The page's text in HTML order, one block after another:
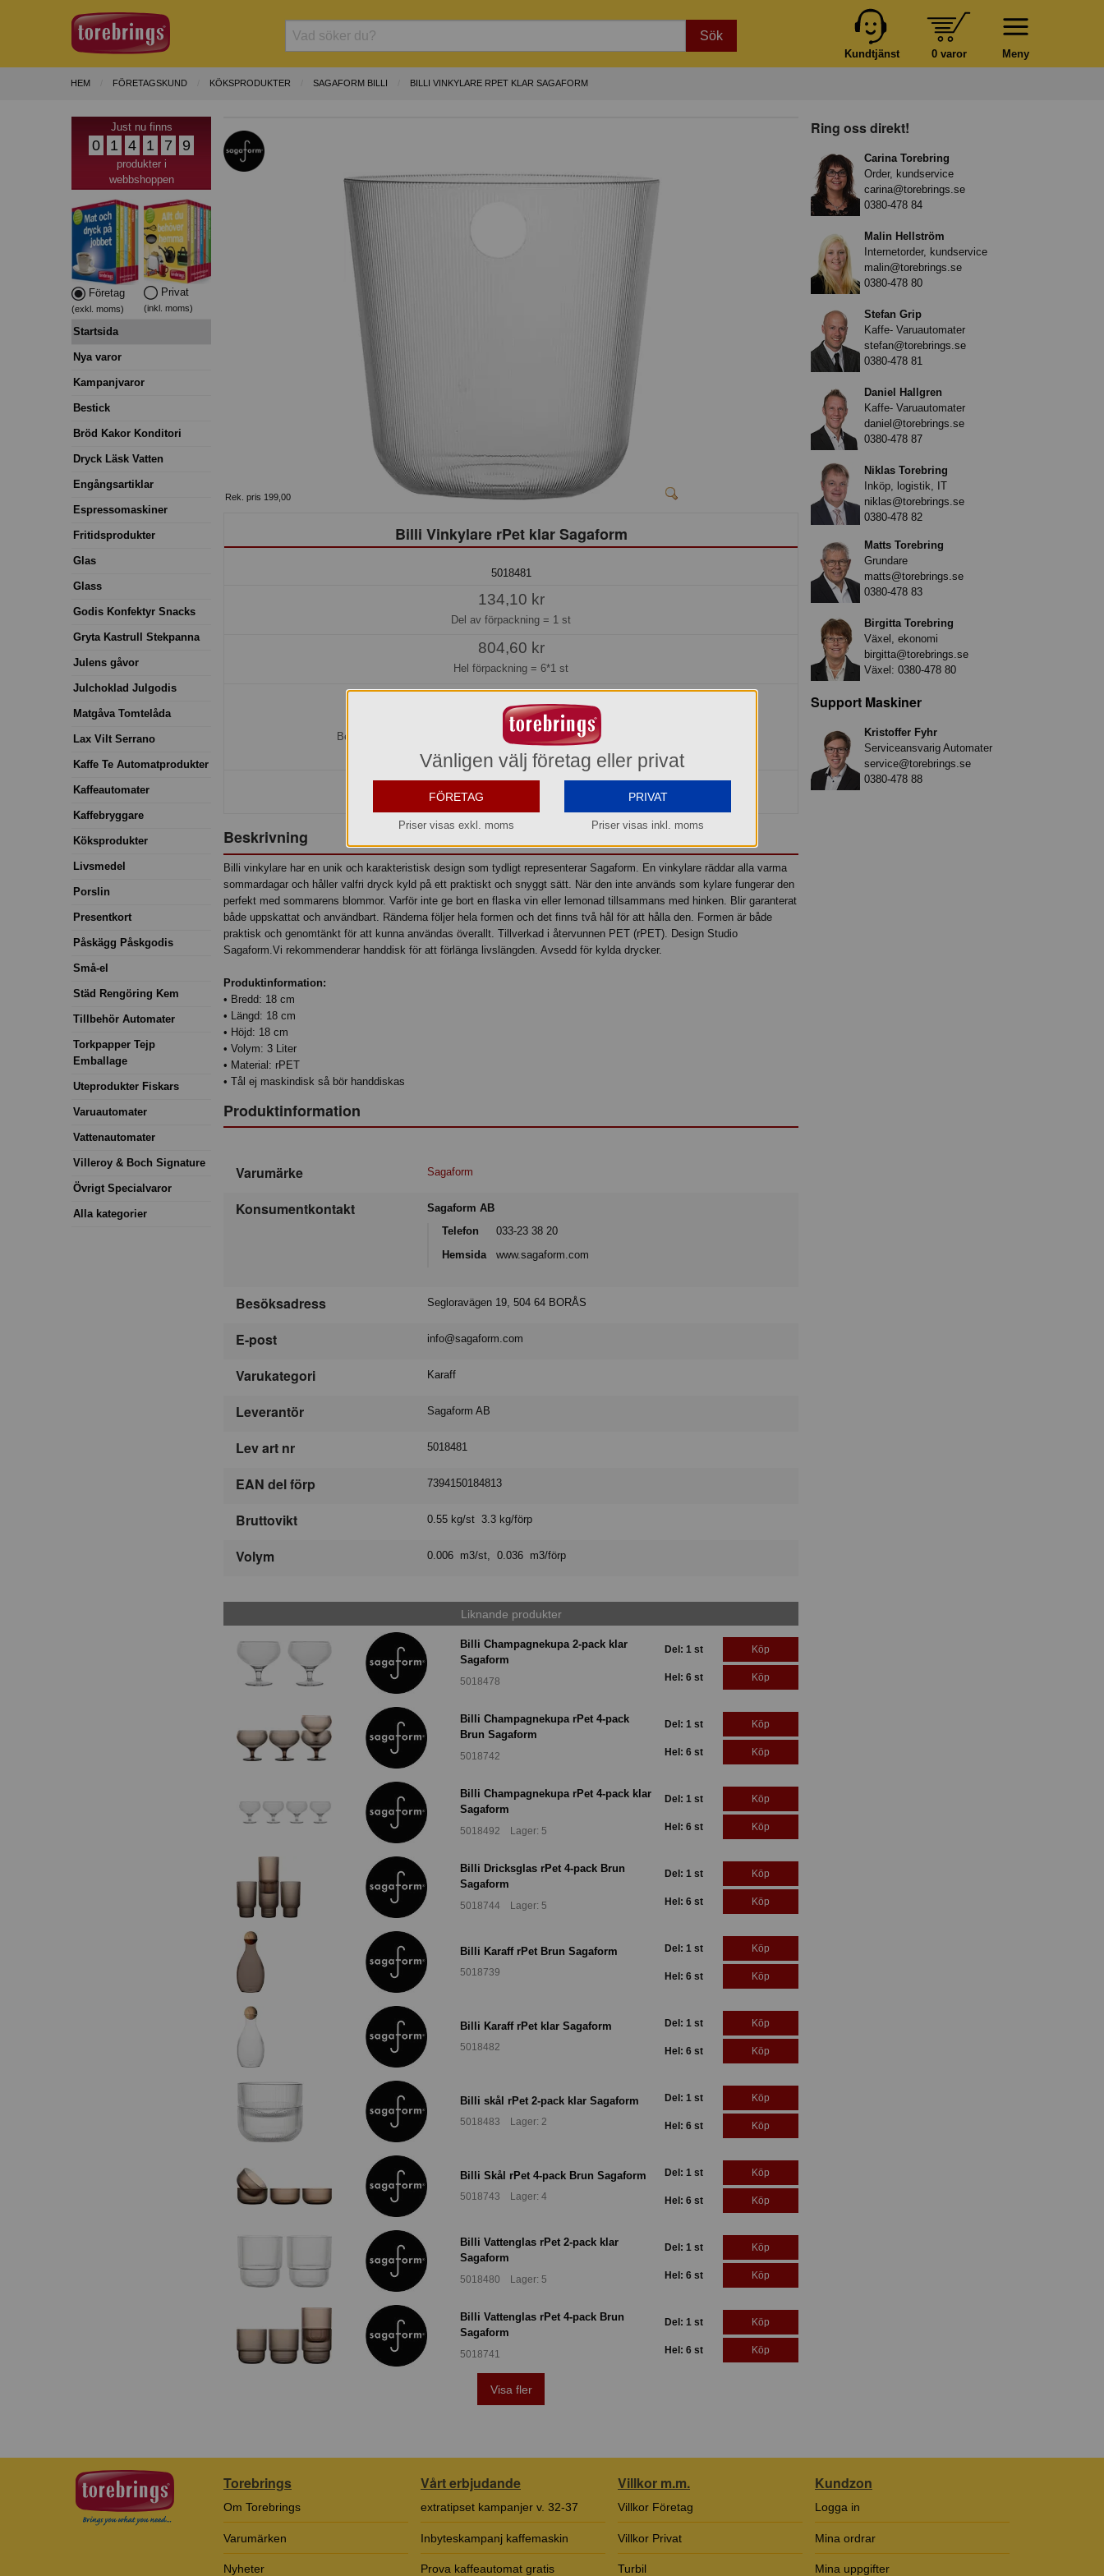
Sök
Meny
0 varor
Kundtjänst
HEM FÖRETAGSKUND KÖKSPRODUKTER SAGAFORM BILLI BILLI VINKYLARE RPET KLAR SAGAFORM
Just nu finns
0 1 4 1 7 9
produkter i
webbshoppen
Företag
(exkl. moms)
Privat
(inkl. moms)
Startsida
Nya varor
Kampanjvaror
Bestick
Bröd Kakor Konditori
Dryck Läsk Vatten
Engångsartiklar
Espressomaskiner
Fritidsprodukter
Glas
Glass
Godis Konfektyr Snacks
Gryta Kastrull Stekpanna
Julens gåvor
Julchoklad Julgodis
Matgåva Tomtelåda
Lax Vilt Serrano
Kaffe Te Automatprodukter
Kaffeautomater
Kaffebryggare
Köksprodukter
Livsmedel
Porslin
Presentkort
Påskägg Påskgodis
Små-el
Städ Rengöring Kem
Tillbehör Automater
Torkpapper Tejp
Emballage
Uteprodukter Fiskars
Varuautomater
Vattenautomater
Villeroy & Boch Signature
Övrigt Specialvaror
Alla kategorier
Rek. pris 199,00
Billi Vinkylare rPet klar Sagaform
5018481
134,10 kr
Del av förpackning = 1 st
804,60 kr
Hel förpackning = 6*1 st
Hos oss kan du alltid beställa även om varan inte finns i lager.
Beställ idag före kl. 15:00 så beräknar vi få in den i lager den 2026-08-12.
Transporttid till Dig som kund tillkommer.
Beskrivning
Billi vinkylare har en unik och karakteristisk design som tydligt representerar Sagaform. En vinkylare räddar alla varma
sommardagar och håller valfri dryck kyld på ett praktiskt och snyggt sätt. När den inte används som kylare fungerar den
perfekt med sommarens blommor. Varför inte ge bort en flaska vin eller lemonad tillsammans med hinken. Blir garanterat
både uppskattat och användbart. Ränderna följer hela formen och det finns två hål för att hålla den. Formen är både
praktisk och genomtänkt för att kunna användas överallt. Tillverkad i återvunnen PET (rPET). Design Studio
Sagaform.Vi rekommenderar handdisk för att förlänga livslängden. Avsedd för kylda drycker.
Produktinformation:
• Bredd: 18 cm
• Längd: 18 cm
• Höjd: 18 cm
• Volym: 3 Liter
• Material: rPET
• Tål ej maskindisk så bör handdiskas
Produktinformation
Varumärke Sagaform
Konsumentkontakt
Sagaform AB
Telefon
033-23 38 20
Hemsida
www.sagaform.com
Besöksadress Segloravägen 19, 504 64 BORÅS
E-post info@sagaform.com
Varukategori Karaff
Leverantör Sagaform AB
Lev art nr 5018481
EAN del förp 7394150184813
Bruttovikt 0.55 kg/st 3.3 kg/förp
Volym 0.006 m3/st, 0.036 m3/förp
Liknande produkter
Billi Champagnekupa 2-pack klar
Sagaform
5018478
Del: 1 st Köp
Hel: 6 st Köp
Billi Champagnekupa rPet 4-pack
Brun Sagaform
5018742
Del: 1 st Köp
Hel: 6 st Köp
Billi Champagnekupa rPet 4-pack klar
Sagaform
5018492 Lager: 5
Del: 1 st Köp
Hel: 6 st Köp
Billi Dricksglas rPet 4-pack Brun
Sagaform
5018744 Lager: 5
Del: 1 st Köp
Hel: 6 st Köp
Billi Karaff rPet Brun Sagaform
5018739
Del: 1 st Köp
Hel: 6 st Köp
Billi Karaff rPet klar Sagaform
5018482
Del: 1 st Köp
Hel: 6 st Köp
Billi skål rPet 2-pack klar Sagaform
5018483 Lager: 2
Del: 1 st Köp
Hel: 6 st Köp
Billi Skål rPet 4-pack Brun Sagaform
5018743 Lager: 4
Del: 1 st Köp
Hel: 6 st Köp
Billi Vattenglas rPet 2-pack klar
Sagaform
5018480 Lager: 5
Del: 1 st Köp
Hel: 6 st Köp
Billi Vattenglas rPet 4-pack Brun
Sagaform
5018741
Del: 1 st Köp
Hel: 6 st Köp
Visa fler
Ring oss direkt!
Carina Torebring
Order, kundservice
carina@torebrings.se
0380-478 84
Malin Hellström
Internetorder, kundservice
malin@torebrings.se
0380-478 80
Stefan Grip
Kaffe- Varuautomater
stefan@torebrings.se
0380-478 81
Daniel Hallgren
Kaffe- Varuautomater
daniel@torebrings.se
0380-478 87
Niklas Torebring
Inköp, logistik, IT
niklas@torebrings.se
0380-478 82
Matts Torebring
Grundare
matts@torebrings.se
0380-478 83
Birgitta Torebring
Växel, ekonomi
birgitta@torebrings.se
Växel: 0380-478 80
Support Maskiner
Kristoffer Fyhr
Serviceansvarig Automater
service@torebrings.se
0380-478 88
Torebrings
Om Torebrings
Varumärken
Nyheter
Vårt erbjudande
extratipset kampanjer v. 32-37
Inbyteskampanj kaffemaskin
Prova kaffeautomat gratis
Villkor m.m.
Villkor Företag
Villkor Privat
Turbil
Kundzon
Logga in
Mina ordrar
Mina uppgifter
Vänligen välj företag eller privat
FÖRETAG
Priser visas exkl. moms
PRIVAT
Priser visas inkl. moms